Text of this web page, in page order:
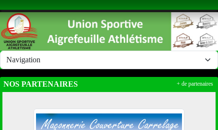
NOS PARTENAIRES + de partenaires